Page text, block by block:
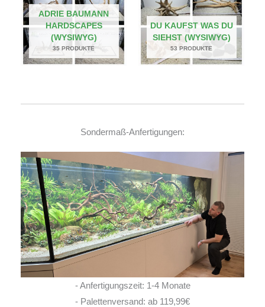
ADRIE BAUMANN
HARDSCAPES
(WYSIWYG)
35 PRODUKTE
DU KAUFST WAS DU
SIEHST (WYSIWYG)
53 PRODUKTE
Sondermaß-Anfertigungen:
- Anfertigungszeit: 1-4 Monate
- Palettenversand: ab 119,99€